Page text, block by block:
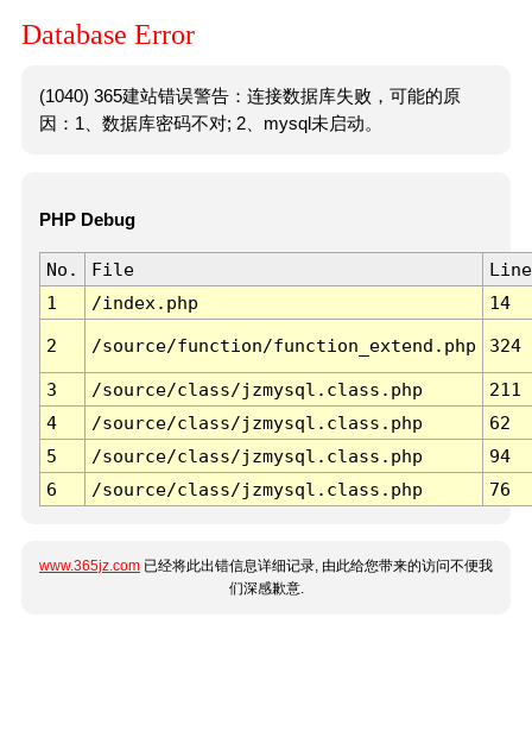
Database Error
(1040) 365建站错误警告：连接数据库失败，可能的原
因：1、数据库密码不对; 2、mysql未启动。
PHP Debug
No. File
Line
1
/index.php 14
2 /source/function/function_extend.php 324
3 /source/class/jzmysql.class.php
211
4
/source/class/jzmysql.class.php
62
5
/source/class/jzmysql.class.php
94
6
/source/class/jzmysql.class.php 76
www.365jz.com 已经将此出错信息详细记录, 由此给您带来的访问不便我
们深感歉意.